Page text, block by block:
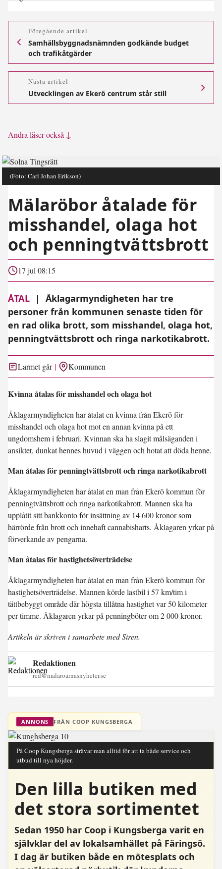
Föregående artikel
Samhällsbyggnadsnämnden godkände budget
och trafikåtgärder
Nästa artikel
Utvecklingen av Ekerö centrum står still
Andra läser också ↓
(Foto: Carl Johan Erikson)
Mälaröbor åtalade för
misshandel, olaga hot
och penningtvättsbrott
17 jul 08:15
ÅTAL |
Åklagarmyndigheten har tre
personer från kommunen senaste tiden för
en rad olika brott, som misshandel, olaga hot,
penningtvättsbrott och ringa narkotikabrott.
Larmet går Kommunen
Kvinna åtalas för misshandel och olaga hot
Åklagarmyndigheten har åtalat en kvinna från Ekerö för
misshandel och olaga hot mot en annan kvinna på ett
ungdomshem i februari. Kvinnan ska ha slagit målsäganden i
ansiktet, dunkat hennes huvud i väggen och hotat att döda henne.
Man åtalas för penningtvättsbrott och ringa narkotikabrott
Åklagarmyndigheten har åtalat en man från Ekerö kommun för
penningtvättsbrott och ringa narkotikabrott. Mannen ska ha
upplåtit sitt bankkonto för insättning av 14 600 kronor som
härrörde från brott och innehaft cannabisharts. Åklagaren yrkar på
förverkande av pengarna.
Man åtalas för hastighetsöverträdelse
Åklagarmyndigheten har åtalat en man från Ekerö kommun för
hastighetsöverträdelse. Mannen körde lastbil i 57 km/tim i
tättbebyggt område där högsta tillåtna hastighet var 50 kilometer
per timme. Åklagaren yrkar på penningböter om 2 000 kronor.
Artikeln är skriven i samarbete med Siren.
Redaktionen
red@malaroarnasnyheter.se
ANNONS FRÅN COOP KUNGSBERGA
På Coop Kungsberga strävar man alltid för att ta både service och
utbud till nya höjder.
Den lilla butiken med
det stora sortimentet
Sedan 1950 har Coop i Kungsberga varit en
självklar del av lokalsamhället på Färingsö.
I dag är butiken både en mötesplats och